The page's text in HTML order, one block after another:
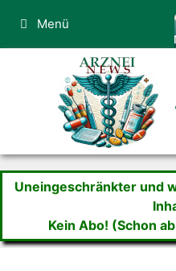
Inhalt
springen
Menü
Uneingeschränkter und
Kein Abo! (Schon